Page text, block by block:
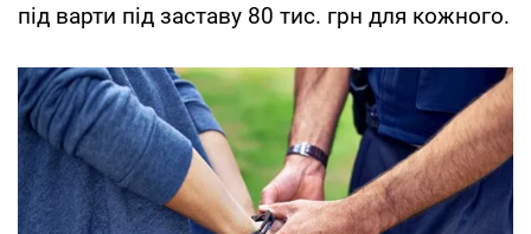
під варти під заставу 80 тис. грн для кожного.